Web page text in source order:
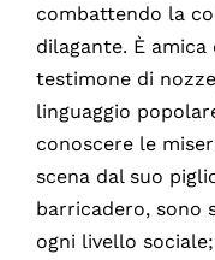
combattendo la
dilagante. È amica
testimone di
linguaggio
conoscere le
scena dal suo
barricadero, sono
ogni livello